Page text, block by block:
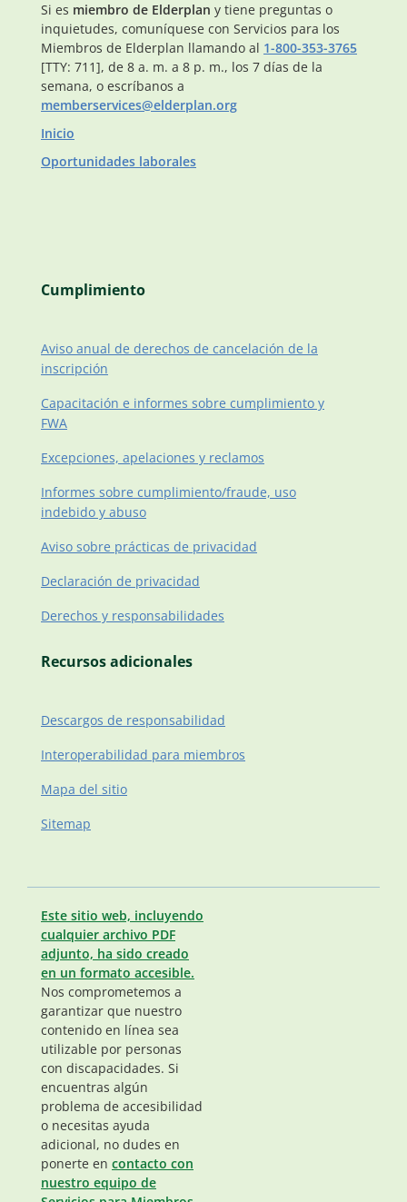
Si es miembro de Elderplan y tiene preguntas o
inquietudes, comuníquese con Servicios para los
Miembros de Elderplan llamando al 1-800-353-3765
[TTY: 711], de 8 a. m. a 8 p. m., los 7 días de la
semana, o escríbanos a
memberservices@elderplan.org
Inicio
Oportunidades laborales
Cumplimiento
Aviso anual de derechos de cancelación de la
inscripción
Capacitación e informes sobre cumplimiento y
FWA
Excepciones, apelaciones y reclamos
Informes sobre cumplimiento/fraude, uso
indebido y abuso
Aviso sobre prácticas de privacidad
Declaración de privacidad
Derechos y responsabilidades
Recursos adicionales
Descargos de responsabilidad
Interoperabilidad para miembros
Mapa del sitio
Sitemap
Este sitio web, incluyendo
cualquier archivo PDF
adjunto, ha sido creado
en un formato accesible.
Nos comprometemos a
garantizar que nuestro
contenido en línea sea
utilizable por personas
con discapacidades. Si
encuentras algún
problema de accesibilidad
o necesitas ayuda
adicional, no dudes en
ponerte en contacto con
nuestro equipo de